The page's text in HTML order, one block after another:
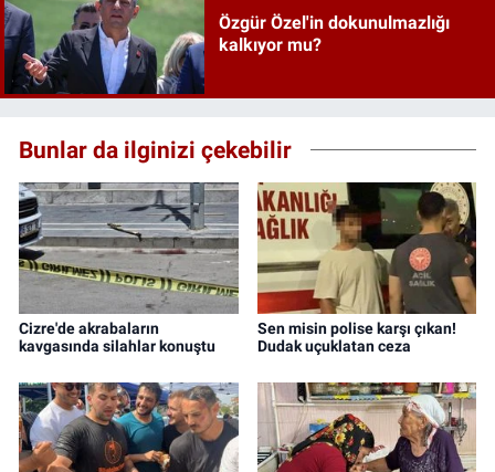
Özgür Özel'in dokunulmazlığı
kalkıyor mu?
Bunlar da ilginizi çekebilir
Cizre'de akrabaların
kavgasında silahlar konuştu
Sen misin polise karşı çıkan!
Dudak uçuklatan ceza